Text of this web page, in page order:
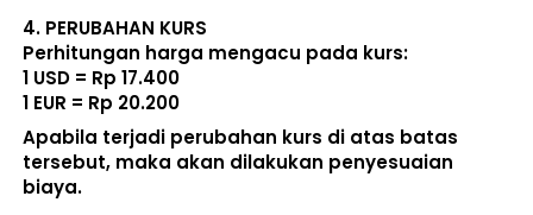
4. PERUBAHAN KURS
Perhitungan harga mengacu pada kurs:
1 USD = Rp 17.400
1 EUR = Rp 20.200
Apabila terjadi perubahan kurs di atas batas
tersebut, maka akan dilakukan penyesuaian
biaya.